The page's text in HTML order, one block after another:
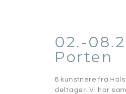
02.-
Porten
8 kunstnere fra
deltager. Vi har